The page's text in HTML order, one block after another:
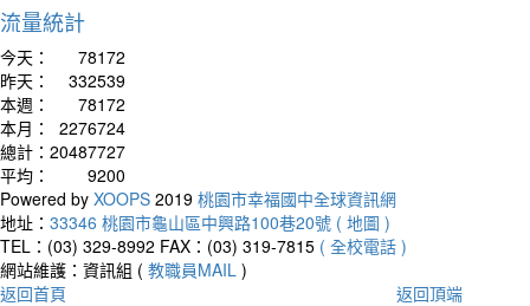
流量統計
今天：
78172
昨天：
332539
本週：
78172
本月：
2276724
總計： 20487727
平均：
9200
Powered by XOOPS 2019 桃園市幸福國中全球資訊網
地址： 33346 桃園市龜山區中興路100巷20號 ( 地圖 )
TEL：(03) 329-8992 FAX：(03) 319-7815 ( 全校電話 )
網站維護：資訊組 ( 教職員MAIL )
返回首頁
返回頂端